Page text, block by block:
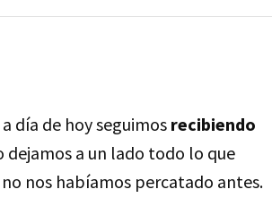
a día de hoy seguimos recibiendo
a un lado todo lo que
nos habíamos percatado antes.